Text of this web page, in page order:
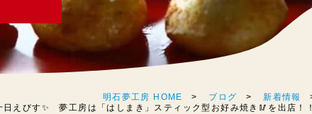
明石夢工房 HOME ブログ
新着情報
えびす✨ 夢工房は「はしまき」スティック型お好み焼き🥢を出店！！